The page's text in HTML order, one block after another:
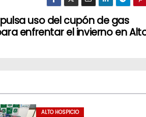
uso del cupón de gas
enfrentar el invierno en
ALTO HOSPICIO